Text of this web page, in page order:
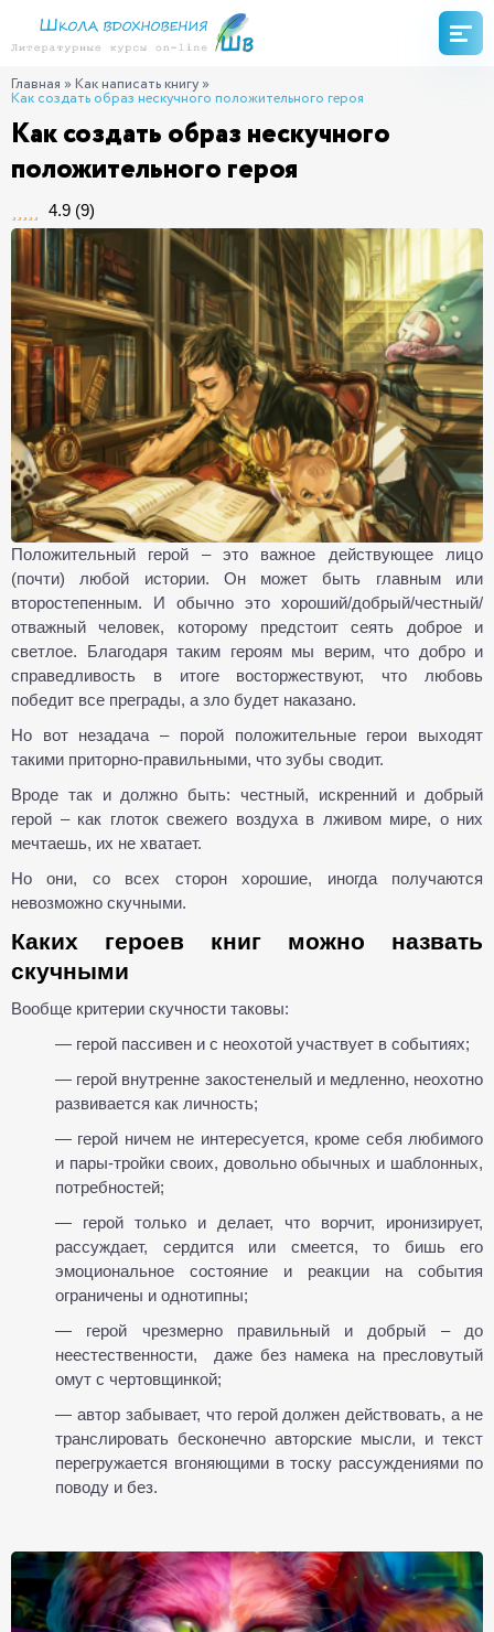
Главная » Как написать книгу »
Как создать образ нескучного положительного героя
Как создать образ нескучного
положительного героя
4.9 (9)
Положительный герой – это важное действующее лицо
(почти) любой истории. Он может быть главным или
второстепенным. И обычно это хороший/добрый/честный/
отважный человек, которому предстоит сеять доброе и
светлое. Благодаря таким героям мы верим, что добро и
справедливость в итоге восторжествуют, что любовь
победит все преграды, а зло будет наказано.
Но вот незадача – порой положительные герои выходят
такими приторно-правильными, что зубы сводит.
Вроде так и должно быть: честный, искренний и добрый
герой – как глоток свежего воздуха в лживом мире, о них
мечтаешь, их не хватает.
Но они, со всех сторон хорошие, иногда получаются
невозможно скучными.
Каких героев книг можно назвать
скучными
Вообще критерии скучности таковы:
— герой пассивен и с неохотой участвует в событиях;
— герой внутренне закостенелый и медленно, неохотно
развивается как личность;
— герой ничем не интересуется, кроме себя любимого
и пары-тройки своих, довольно обычных и шаблонных,
потребностей;
— герой только и делает, что ворчит, иронизирует,
рассуждает, сердится или смеется, то бишь его
эмоциональное состояние и реакции на события
ограничены и однотипны;
— герой чрезмерно правильный и добрый – до
неестественности, даже без намека на пресловутый
омут с чертовщинкой;
— автор забывает, что герой должен действовать, а не
транслировать бесконечно авторские мысли, и текст
перегружается вгоняющими в тоску рассуждениями по
поводу и без.